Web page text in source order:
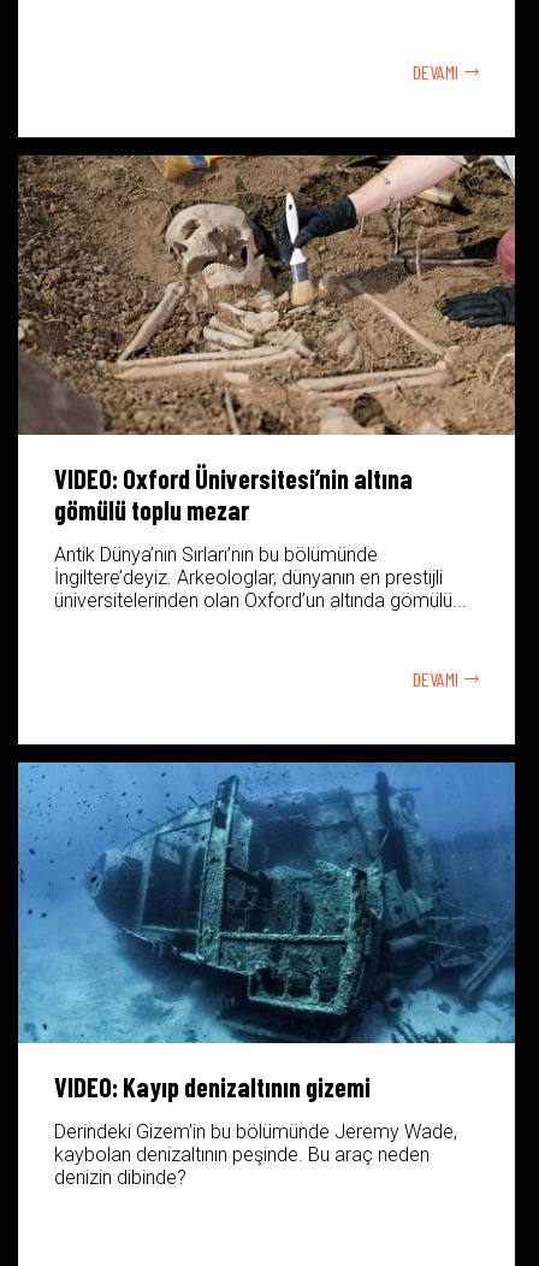
DEVAMI
VIDEO: Oxford Üniversitesi’nin altına
gömülü toplu mezar
Antik Dünya’nın Sırları’nın bu bölümünde
İngiltere’deyiz. Arkeologlar, dünyanın en prestijli
üniversitelerinden olan Oxford’un altında gömülü...
DEVAMI
VIDEO: Kayıp denizaltının gizemi
Derindeki Gizem’in bu bölümünde Jeremy Wade,
kaybolan denizaltının peşinde. Bu araç neden
denizin dibinde?